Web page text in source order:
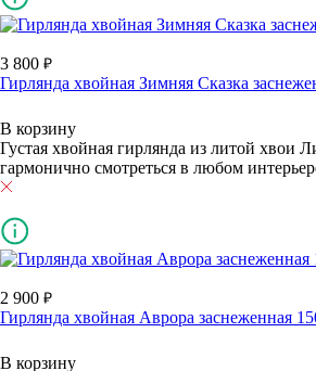
3 800
Гирлянда хвойная Зимняя Сказка
В корзину
Густая хвойная гирлянда из литой хвои
гармонично смотреться в любом
2 900
Гирлянда хвойная Аврора заснеженная
В корзину